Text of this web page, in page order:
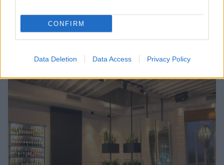
CONFIRM
Data Deletion Data Access Privacy Policy
ΓΕΥΣΗ